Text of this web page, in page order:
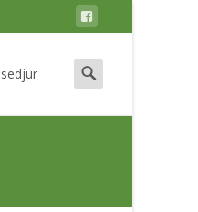
Search
for: